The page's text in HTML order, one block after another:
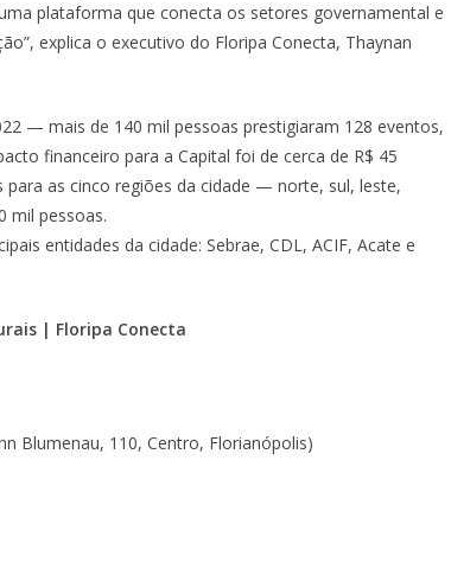
plataforma que conecta os setores governamental e
explica o executivo do Floripa Conecta, Thaynan
— mais de 140 mil pessoas prestigiaram 128 eventos,
financeiro para a Capital foi de cerca de R$ 45
as cinco regiões da cidade — norte, sul, leste,
mil pessoas.
entidades da cidade: Sebrae, CDL, ACIF, Acate e
| Floripa Conecta
Blumenau, 110, Centro, Florianópolis)